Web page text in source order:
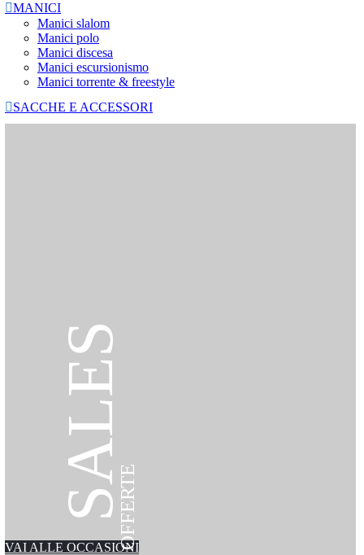
MANICI
Manici slalom
Manici polo
Manici discesa
Manici escursionismo
Manici torrente & freestyle
SACCHE E ACCESSORI
SALESOFFERTE
VAI ALLE OCCASIONI